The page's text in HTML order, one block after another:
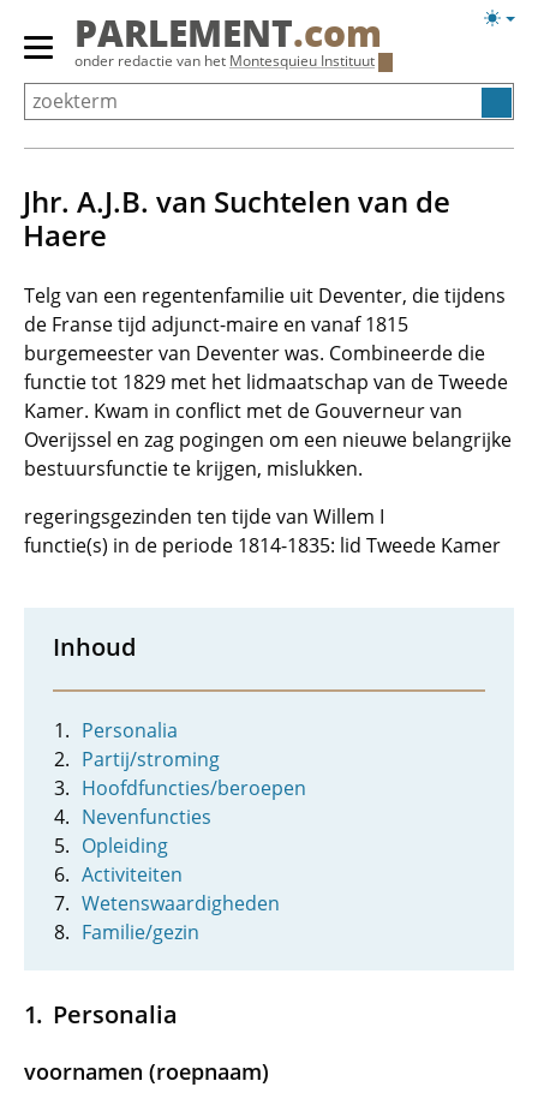
Overslaan
Primair
menu
tonen/verbergen
PARLEMENT.com
onder redactie van het Montesquieu Instituut
Jhr. A.J.B. van Suchtelen van de
Haere
Telg van een regentenfamilie uit Deventer, die tijdens
de Franse tijd adjunct-maire en vanaf 1815
burgemeester van Deventer was. Combineerde die
functie tot 1829 met het lidmaatschap van de Tweede
Kamer. Kwam in conflict met de Gouverneur van
Overijssel en zag pogingen om een nieuwe belangrijke
bestuursfunctie te krijgen, mislukken.
regeringsgezinden ten tijde van Willem I
functie(s) in de periode 1814-1835: lid Tweede Kamer
Inhoud
Personalia
Partij/stroming
Hoofdfuncties/beroepen
Nevenfuncties
Opleiding
Activiteiten
Wetenswaardigheden
Familie/gezin
Personalia
voornamen (roepnaam)